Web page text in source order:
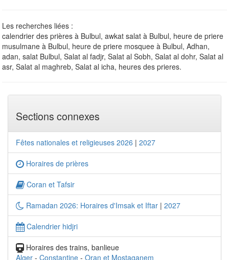
Les recherches liées :
calendrier des prières à Bulbul, awkat salat à Bulbul, heure de priere
musulmane à Bulbul, heure de priere mosquee à Bulbul, Adhan,
adan, salat Bulbul, Salat al fadjr, Salat al Sobh, Salat al dohr, Salat al
asr, Salat al maghreb, Salat al icha, heures des prieres.
Sections connexes
Fêtes nationales et religieuses 2026 | 2027
Horaires de prières
Coran et Tafsir
Ramadan 2026: Horaires d'Imsak et Iftar | 2027
Calendrier hidjri
Horaires des trains, banlieue
Alger - Constantine - Oran et Mostaganem